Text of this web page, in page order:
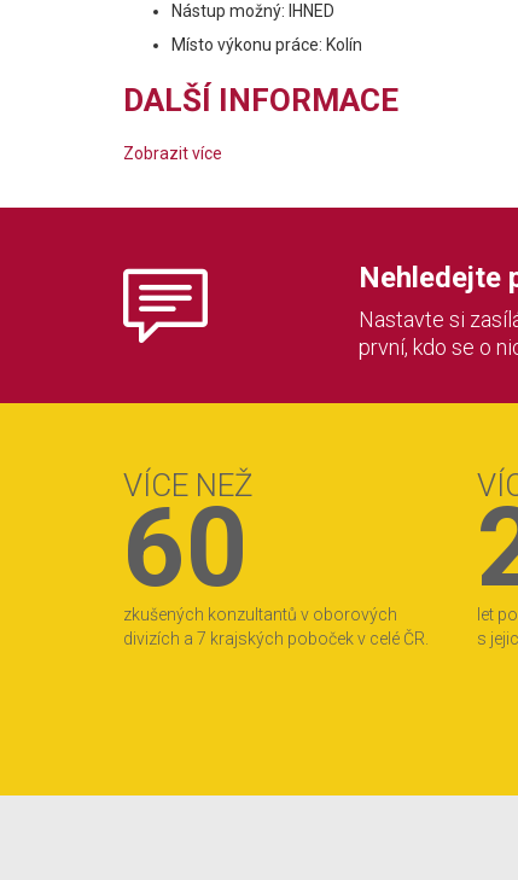
Nástup možný: IHNED
Místo výkonu práce: Kolín
DALŠÍ INFORMACE
Zobrazit více
Nehledejte
Nastavte si
první, kdo se o
VÍCE NEŽ
60
zkušených konzultantů v oborových
divizích a 7 krajských poboček v celé ČR.
let
s